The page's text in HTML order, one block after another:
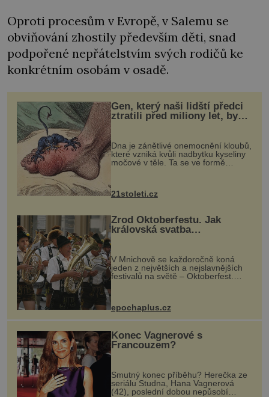
Oproti procesům v Evropě, v Salemu se
obviňování zhostily především děti, snad
podpořené nepřátelstvím svých rodičů ke
konkrétním osobám v osadě.
Gen, který naši lidští předci
ztratili před miliony let, by
mohl pomoci s léčbou
„nemoci králů“
Dna je zánětlivé onemocnění kloubů,
které vzniká kvůli nadbytku kyseliny
močové v těle. Ta se ve formě
nohou, a způsobuje bole...
21stoleti.cz
Zrod Oktoberfestu. Jak
královská svatba
odstartovala největší pivní
festival světa
V Mnichově se každoročně koná
jeden z největších a nejslavnějších
festivalů na světě – Oktoberfest.
návštěvníků, kteří si vychutnávají
kultur...
epochaplus.cz
Konec Vagnerové s
Francouzem?
Smutný konec příběhu? Herečka ze
seriálu Studna, Hana Vagnerová
(42), poslední dobou nepůsobí